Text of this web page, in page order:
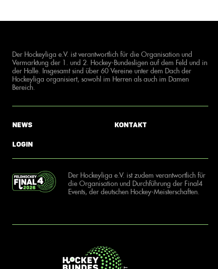
Der Hockeyliga e.V. ist verantwortlich für die Organisation und
Vermarktung der 1. und 2. Hockey-Bundesligen auf dem Feld und in
der Halle. Insgesamt sind über 60 Vereine unter dem Dach der
Hockeyliga organisiert, sowohl im Herren als auch im Damen
Bereich.
News
Login
Kontakt
Der Hockeyliga e.V. ist zudem verantwortlich für
die Organisation und Durchführung der Final4
Events, der deutschen Hockey-Meisterschaften.